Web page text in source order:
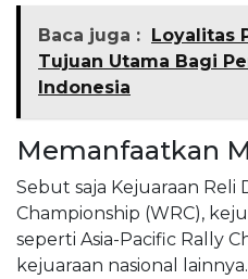
Baca juga : Loyalitas
Tujuan Utama Bagi
Indonesia
Memanfaatkan
Sebut saja Kejuaraan
Championship (WRC),
seperti Asia-Pacific Rally
kejuaraan nasional